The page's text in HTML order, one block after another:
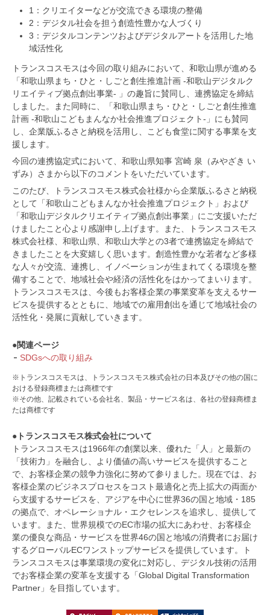
1：クリエイターなどが交流できる環境の整備
2：デジタル社会を担う創造性豊かな人づくり
3：デジタルコンテンツおよびデジタルアートを活用した地
域活性化
トランスコスモスは今回の取り組みにおいて、和歌山県が進める
「和歌山県まち・ひと・しごと創生推進計画 -和歌山デジタルク
リエイティブ拠点創出事業- 」の趣旨に賛同し、連携協定を締結
しました。また同時に、「和歌山県まち・ひと・しごと創生推進
計画 -和歌山こどもまんなか社会推進プロジェクト-」にも賛同
し、企業版ふるさと納税を活用し、こども食堂に関する事業を支
援します。
今回の連携協定式において、和歌山県知事 宮崎 泉（みやざき い
ずみ）さまから以下のコメントをいただいています。
このたび、トランスコスモス株式会社様から企業版ふるさと納税
として「和歌山こどもまんなか社会推進プロジェクト」および
「和歌山デジタルクリエイティブ拠点創出事業」にご支援いただ
けましたこと心より感謝申し上げます。また、トランスコスモス
株式会社様、和歌山県、和歌山大学との3者で連携協定を締結で
きましたことを大変嬉しく思います。創造性豊かな若者など多様
な人々が交流、連携し、イノベーションが生まれてくる環境を整
備することで、地域社会や経済の活性化をはかってまいります。
トランスコスモスは、今後もお客様企業の事業変革を支えるサー
ビスを提供するとともに、地域での雇用創出を通じて地域社会の
活性化・発展に貢献していきます。
●関連ページ
SDGsへの取り組み
※トランスコスモスは、トランスコスモス株式会社の日本及びその他の国に
おける登録商標または商標です
※その他、記載されている会社名、製品・サービス名は、各社の登録商標ま
たは商標です
●トランスコスモス株式会社について
トランスコスモスは1966年の創業以来、優れた「人」と最新の
「技術力」を融合し、より価値の高いサービスを提供すること
で、お客様企業の競争力強化に努めて参りました。現在では、お
客様企業のビジネスプロセスをコスト最適化と売上拡大の両面か
ら支援するサービスを、アジアを中心に世界36の国と地域・185
の拠点で、オペレーショナル・エクセレンスを追求し、提供して
います。また、世界規模でのEC市場の拡大にあわせ、お客様企
業の優良な商品・サービスを世界46の国と地域の消費者にお届け
するグローバルECワンストップサービスを提供しています。ト
ランスコスモスは事業環境の変化に対応し、デジタル技術の活用
でお客様企業の変革を支援する「Global Digital Transformation
Partner」を目指しています。